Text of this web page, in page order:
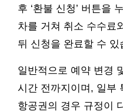
후 ‘환불 신청’ 버튼을
차를 거쳐 취소 수수료
뒤 신청을 완료할 수 있
일반적으로 예약 변경
시간 전까지이며, 일부
항공권의 경우 규정이